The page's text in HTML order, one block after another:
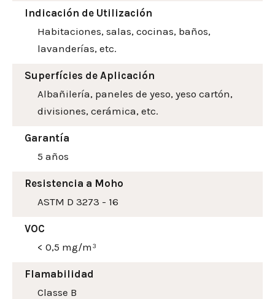
Indicación de Utilización
Habitaciones, salas, cocinas, baños,
lavanderías, etc.
Superfícies de Aplicación
Albañilería, paneles de yeso, yeso cartón,
divisiones, cerámica, etc.
Garantía
5 años
Resistencia a Moho
ASTM D 3273 - 16
VOC
< 0,5 mg/m³
Flamabilidad
Classe B